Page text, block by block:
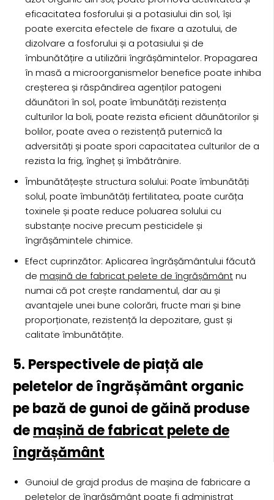
eficacitatea fosforului și a potasiului din sol, își
poate exercita efectele de fixare a azotului, de
dizolvare a fosforului și a potasiului și de
îmbunătățire a utilizării îngrășămintelor. Propagarea
în masă a microorganismelor benefice poate inhiba
creșterea și răspândirea agenților patogeni
dăunători în sol, poate îmbunătăți rezistența
culturilor la boli, poate rezista eficient dăunătorilor și
bolilor, poate avea o rezistență puternică la
adversități și poate spori capacitatea culturilor de a
rezista la frig, îngheț și îmbătrânire.
Îmbunătățește structura solului: Poate îmbunătăți
solul, poate îmbunătăți fertilitatea, poate curăța
toxinele și poate reduce poluarea solului cu
substanțe nocive precum pesticidele și
îngrășămintele chimice.
Efect cuprinzător: Aplicarea îngrășământului făcută
de mașină de fabricat pelete de îngrășământ nu
numai că pot crește randamentul, dar au și
avantajele unei bune colorări, fructe mari și bine
proporționate, rezistență la depozitare, gust și
calitate îmbunătățite.
5. Perspectivele de piață ale
peletelor de îngrășământ organic
pe bază de gunoi de găină produse
demașină de fabricat pelete de
îngrășământ
Gunoiul de grajd produs de mașina de fabricare a
peletelor de îngrășământ poate fi administrat